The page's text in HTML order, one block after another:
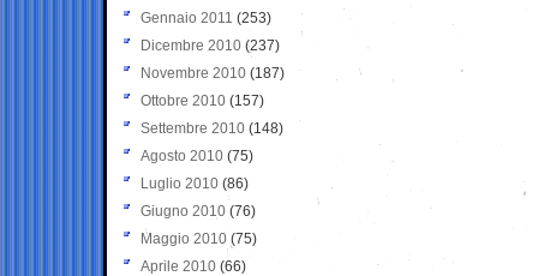
Gennaio 2011 (253)
Dicembre 2010 (237)
Novembre 2010 (187)
Ottobre 2010 (157)
Settembre 2010 (148)
Agosto 2010 (75)
Luglio 2010 (86)
Giugno 2010 (76)
Maggio 2010 (75)
Aprile 2010 (66)